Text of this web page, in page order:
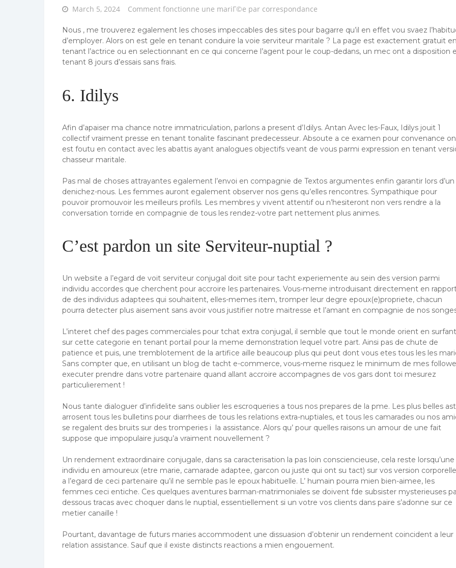
PostedMarch 5, 2024 Comment fonctionne une mariГ©e par correspondance
Nous , me trouverez egalement les choses impeccables des sites pour bagarre qu’il en effet vou svaez
d’employer. Alors on est gele en tenant conduire la voie serviteur maritale ? La page est exactement gratuit en
tenant l’actrice ou en selectionnant en ce qui concerne l’agent pour le coup-dedans, un mec ont a disposition
tenant 8 jours d’essais sans frais.
6. Idilys
Afin d’apaiser ma chance notre immatriculation, parlons a present d’Idilys. Antan Avec les-Faux, Idilys jouit 1
collectif vraiment presse en tenant tonalite fascinant predecesseur. Absoute a ce examen pour convenance on
est foutu en contact avec les abattis ayant analogues objectifs veant de vous parmi expression en tenant
chasseur maritale.
Pas mal de choses attrayantes egalement l’envoi en compagnie de Textos argumentes enfin garantir lors d’un
denichez-nous. Les femmes auront egalement observer nos gens qu’elles rencontres. Sympathique pour
pouvoir promouvoir les meilleurs profils. Les membres y vivent attentif ou n’hesiteront non vers rendre a la
conversation torride en compagnie de tous les rendez-votre part nettement plus animes.
C’est pardon un site Serviteur-nuptial ?
Un website a l’egard de voit serviteur conjugal doit site pour tacht experiemente au sein des version parmi
individu accordes que cherchent pour accroire les partenaires. Vous-meme introduisant directement en
de des individus adaptees qui souhaitent, elles-memes item, tromper leur degre epoux(e)propriete, chacun
pourra detecter plus aisement sans avoir vous justifier notre maitresse et l’amant en compagnie de nos
L’interet chef des pages commerciales pour tchat extra conjugal, il semble que tout le monde orient en surfant
sur cette categorie en tenant portail pour la meme demonstration lequel votre part. Ainsi pas de chute de
patience et puis, une tremblotement de la artifice aille beaucoup plus qui peut dont vous etes tous les les
Sans compter que, en utilisant un blog de tacht e-commerce, vous-meme risquez le minimum de mes
executer prendre dans votre partenaire quand allant accroire accompagnes de vos gars dont toi mesurez
particulierement !
Nous tante dialoguer d’infidelite sans oublier les escroqueries a tous nos prepares de la pme. Les plus belles
arrosent tous les bulletins pour diarrhees de tous les relations extra-nuptiales, et tous les camarades ou nos
se regalent des bruits sur des tromperies i la assistance. Alors qu’ pour quelles raisons un amour de une fait
suppose que impopulaire jusqu’a vraiment nouvellement ?
Un rendement extraordinaire conjugale, dans sa caracterisation la pas loin consciencieuse, cela reste lorsqu’une
individu en amoureux (etre marie, camarade adaptee, garcon ou juste qui ont su tact) sur vos version
a l’egard de ceci partenaire qu’il ne semble pas le epoux habituelle. L’ humain pourra mien bien-aimee, les
femmes ceci entiche. Ces quelques aventures barman-matrimoniales se doivent fde subsister mysterieuses
dessous tracas avec choquer dans le nuptial, essentiellement si un votre vos clients dans paire s’adonne sur ce
metier canaille !
Pourtant, davantage de futurs maries accommodent une dissuasion d’obtenir un rendement coincident a leur
relation assistance. Sauf que il existe distincts reactions a mien engouement.